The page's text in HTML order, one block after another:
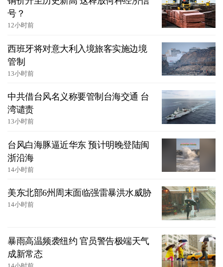
号？
12小时前
西班牙将对意大利入境旅客实施边境
管制
13小时前
中共借台风名义称要管制台海交通 台
湾谴责
13小时前
台风白海豚逼近华东 预计明晚登陆闽
浙沿海
14小时前
美东北部6州周末面临强雷暴洪水威胁
14小时前
暴雨高温频袭纽约 官员警告极端天气
成新常态